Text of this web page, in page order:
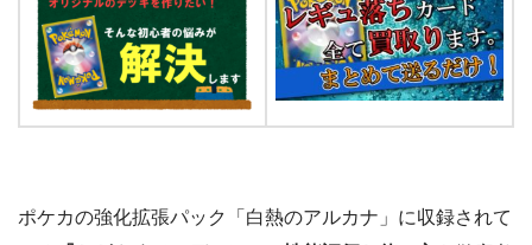
ポケカの強化拡張パック「白熱のアルカナ」に収録されて